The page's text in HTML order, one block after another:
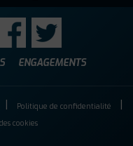
ENGAGEMENTS
Politique de confidentialité
cookies